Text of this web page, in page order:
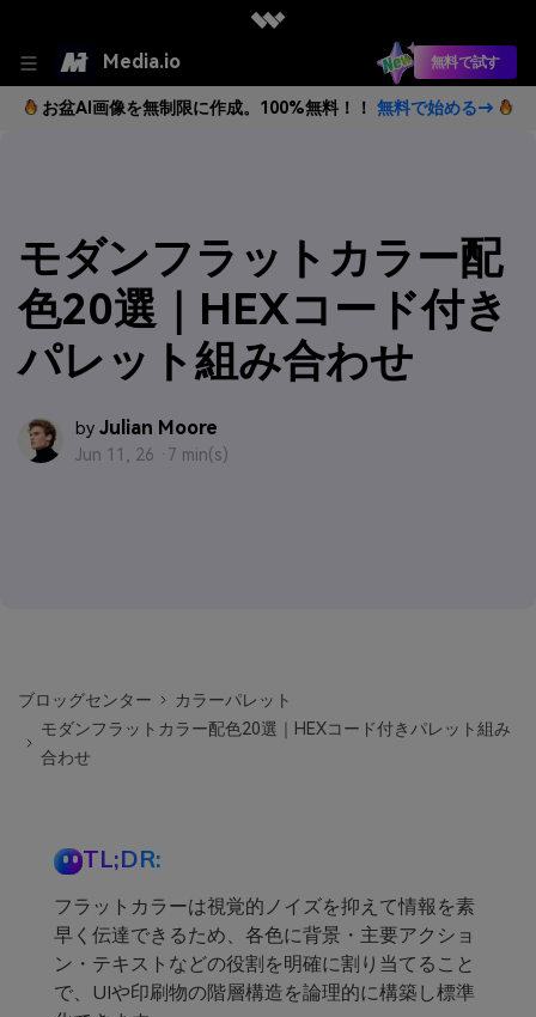
Media.io 無料で試す
お盆AI画像を無制限に作成。100%無料！！ 無料で始める→
モダンフラットカラー配
色20選｜HEXコード付き
パレット組み合わせ
by Julian Moore
Jun 11, 26 · 7 min(s)
ブロッグセンター
カラーパレット
モダンフラットカラー配色20選｜HEXコード付きパレット組み
合わせ
TL;DR:
フラットカラーは視覚的ノイズを抑えて情報を素
早く伝達できるため、各色に背景・主要アクショ
ン・テキストなどの役割を明確に割り当てること
で、UIや印刷物の階層構造を論理的に構築し標準